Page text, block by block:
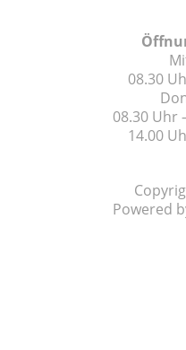
08.30
08.30 Uhr
14.00
Powered